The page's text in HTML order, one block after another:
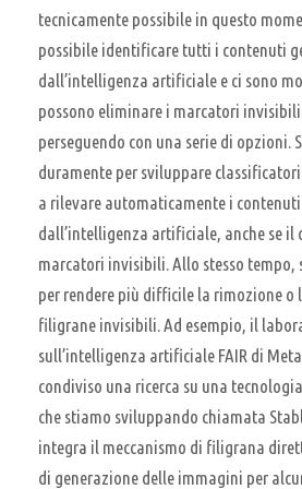
tecnicamente possibile in questo
possibile identificare tutti i contenuti
dall’intelligenza artificiale e ci sono
possono eliminare i marcatori
perseguendo con una serie di opzioni.
duramente per sviluppare
a rilevare automaticamente i
dall’intelligenza artificiale, anche se il
marcatori invisibili. Allo stesso tempo,
per rendere più difficile la rimozione o
filigrane invisibili. Ad esempio, il
sull’intelligenza artificiale FAIR di
condiviso una ricerca su una
che stiamo sviluppando chiamata
integra il meccanismo di filigrana
di generazione delle immagini per